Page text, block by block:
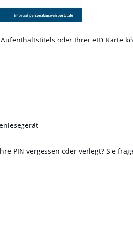
oder Ihrer eID-Karte
PIN vergessen oder verlegt? Sie